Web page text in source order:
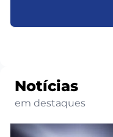
Notícias
em destaques